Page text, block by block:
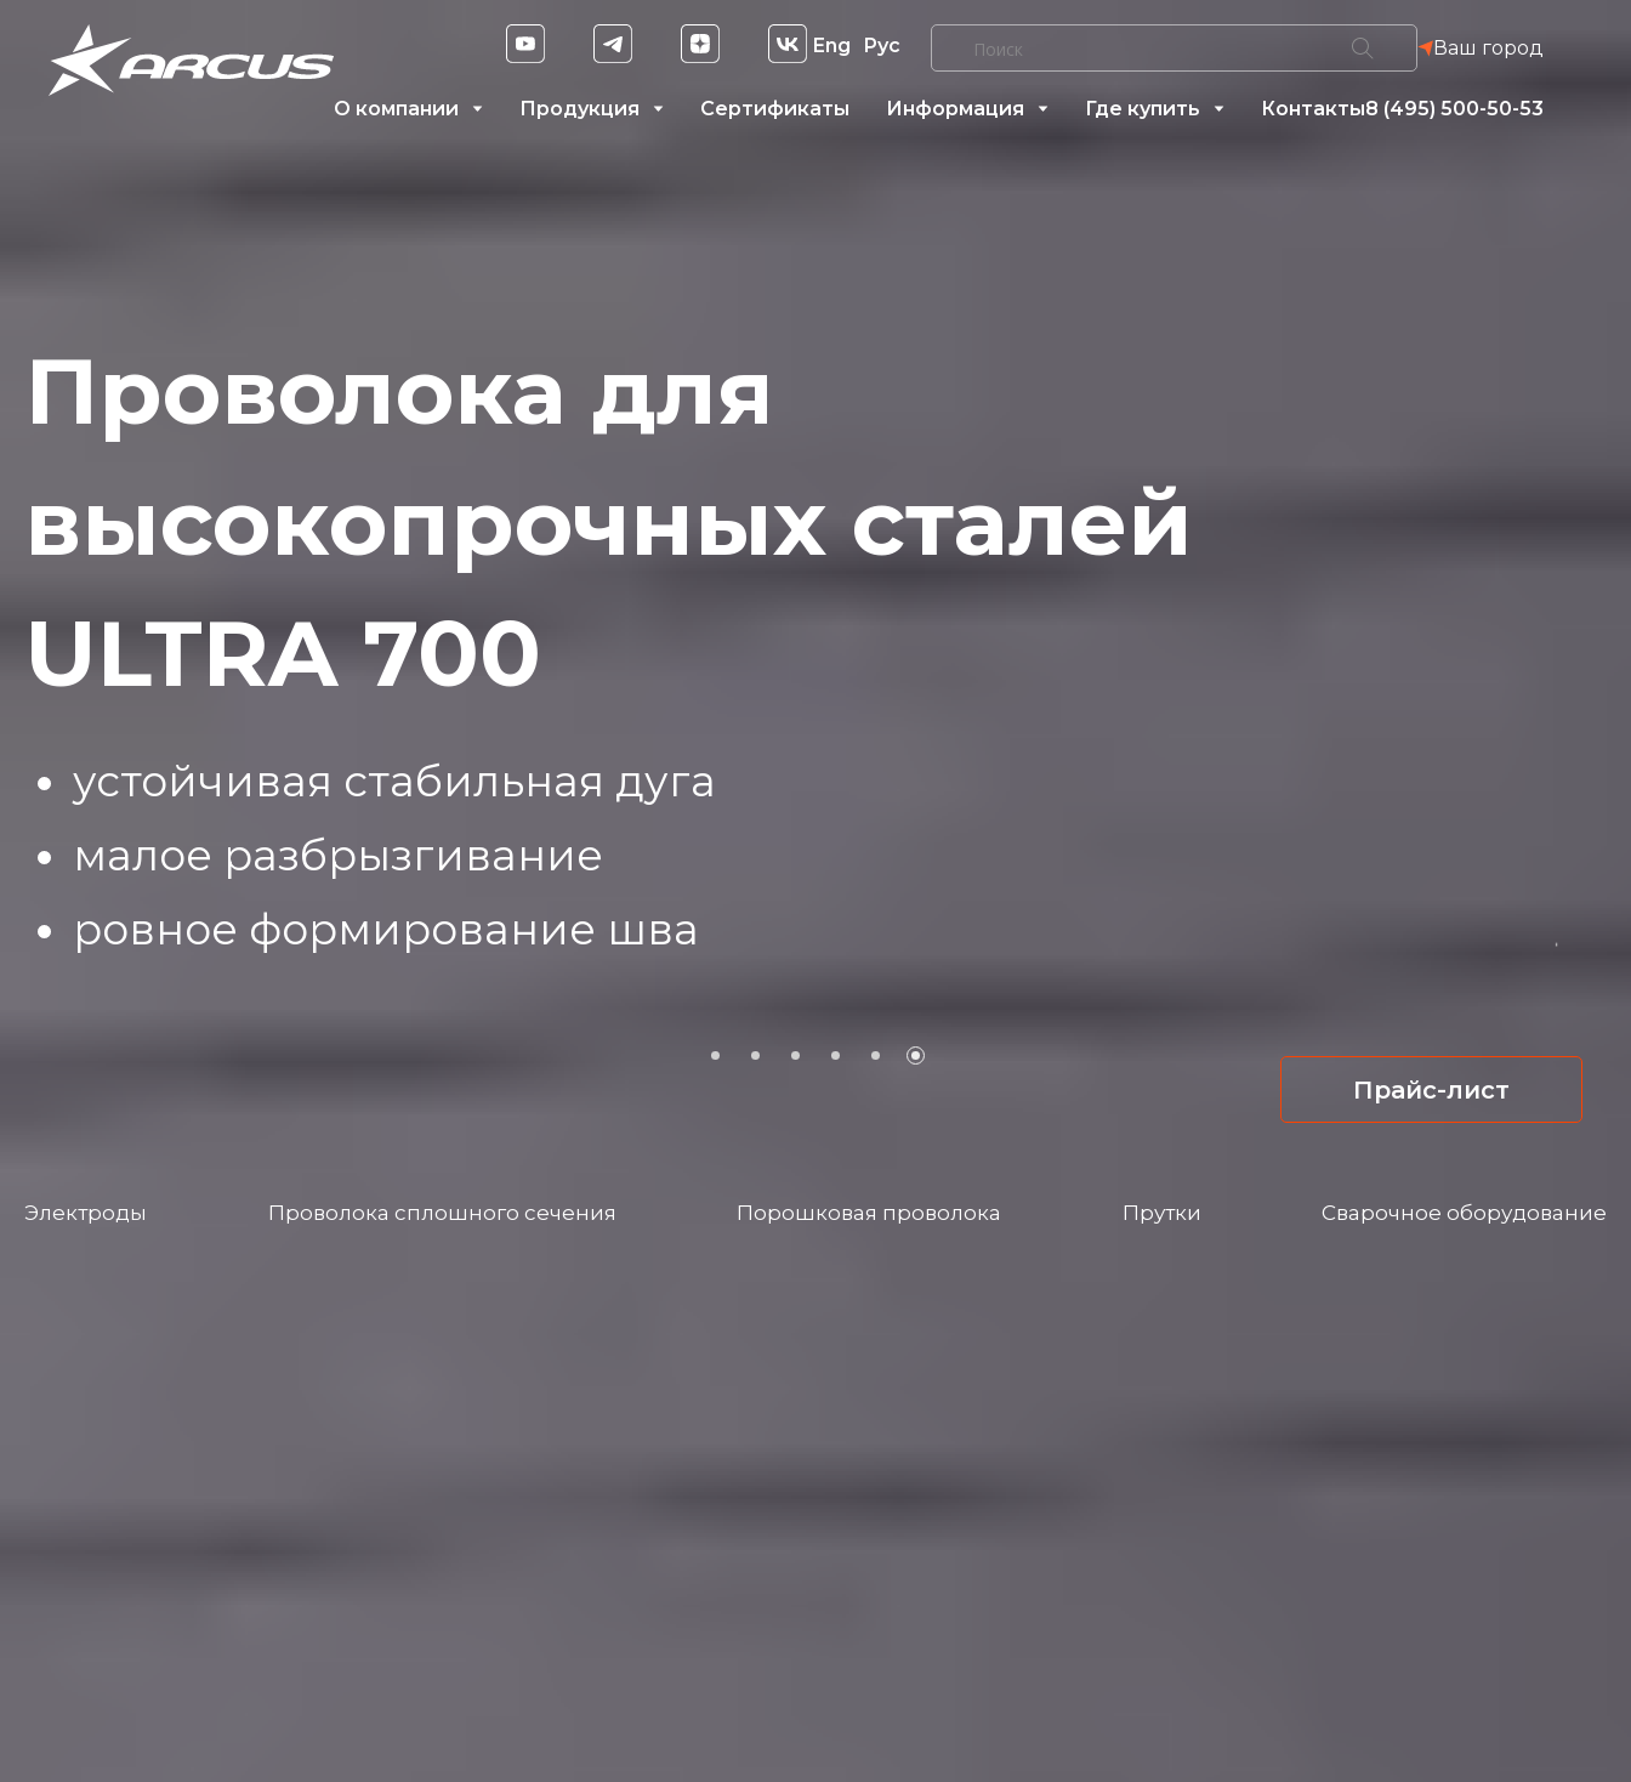
Eng Рус Ваш город
О компании Продукция Сертификаты Информация Где купить Контакты8 (495) 500-50-53
Проволока для
высокопрочных сталей
ULTRA 700
устойчивая стабильная дуга
малое разбрызгивание
ровное формирование шва
Электроды Проволока сплошного сечения Порошковая проволока Прутки Сварочное оборудование
Прайс-лист